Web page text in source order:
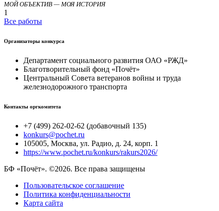
МОЙ ОБЪЕКТИВ — МОЯ ИСТОРИЯ
1
Все работы
Организаторы конкурса
Департамент социального развития ОАО «РЖД»
Благотворительный фонд «Почёт»
Центральный Совета ветеранов войны и труда
железнодорожного транспорта
Контакты оргкомитета
+7 (499) 262-02-62 (добавочный 135)
konkurs@pochet.ru
105005, Москва, ул. Радио, д. 24, корп. 1
https://www.pochet.ru/konkurs/rakurs2026/
БФ «Почёт». ©2026. Все права защищены
Пользовательское соглашение
Политика конфиденциальности
Карта сайта